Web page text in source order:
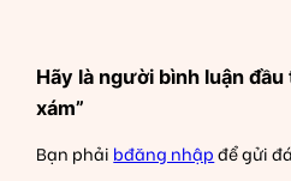
Hãy là người bình luận đầu
xám”
Bạn phải bđăng nhậpđể gửi